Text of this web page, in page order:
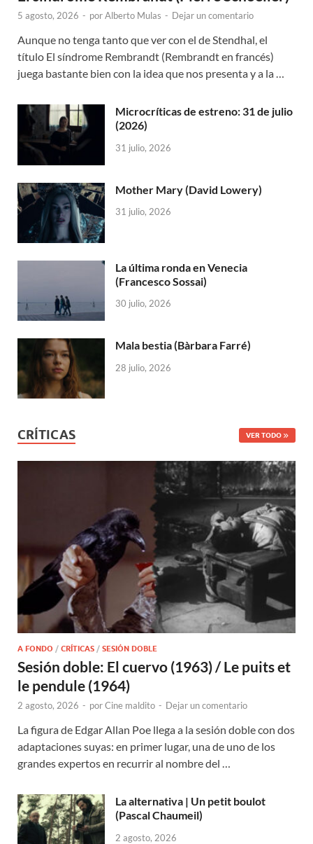
5 agosto, 2026 - porAlberto Mulas - Dejar un comentario
Aunque no tenga tanto que ver con el de Stendhal, el
título El síndrome Rembrandt (Rembrandt en francés)
juega bastante bien con la idea que nos presenta y a la …
Microcríticas de estreno: 31 de julio
(2026)
31 julio, 2026
Mother Mary (David Lowery)
31 julio, 2026
La última ronda en Venecia
(Francesco Sossai)
30 julio, 2026
Mala bestia (Bàrbara Farré)
28 julio, 2026
CRÍTICAS VER TODO
A FONDO / CRÍTICAS / SESIÓN DOBLE
Sesión doble: El cuervo (1963) / Le puits et
le pendule (1964)
2 agosto, 2026 - porCine maldito - Dejar un comentario
La figura de Edgar Allan Poe llega a la sesión doble con dos
adaptaciones suyas: en primer lugar, una de uno de los
grandes expertos en recurrir al nombre del …
La alternativa | Un petit boulot
(Pascal Chaumeil)
2 agosto, 2026